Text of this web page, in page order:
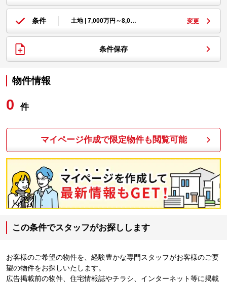
条件 土地 | 7,000万円～8,0… 変更
条件保存
物件情報
0 件
マイページ作成で限定物件も閲覧可能
この条件でスタッフがお探しします
お客様のご希望の物件を、経験豊かな専門スタッフがお客様のご要
望の物件をお探しいたします。
広告掲載前の物件、住宅情報誌やチラシ、インターネット等に掲載